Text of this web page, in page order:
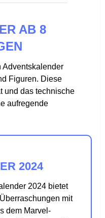
AB 8
Adventskalender
Figuren. Diese
und das technische
aufregende
2024
2024 bietet
mit
dem Marvel-